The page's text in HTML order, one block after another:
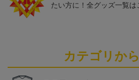
たい方に！全グッズ一覧は
カテゴリか